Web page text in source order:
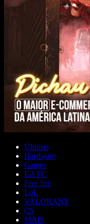
Últimas
Hardware
Games
EA FC
Free fire
LoL
VALORANT
CS
MAIS